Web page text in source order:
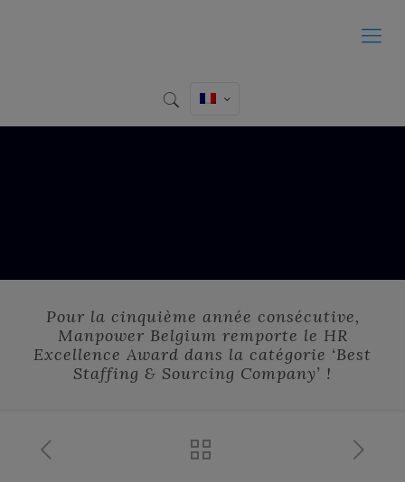
Pour la cinquième année consécutive,
Manpower Belgium remporte le HR
Excellence Award dans la catégorie ‘Best
Staffing & Sourcing Company’ !